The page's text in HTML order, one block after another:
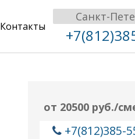
Контакты
от 20500 руб./
+7(812)385-